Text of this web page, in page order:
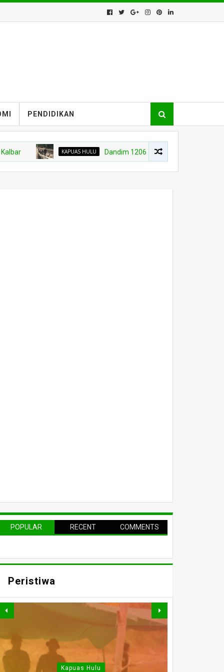
PENDIDIKAN
KAPUAS HULU Dandim 1206/Putussibau Dampingi Bupati
POPULAR RECENT COMMENTS
Peristiwa
Kapuas Hulu